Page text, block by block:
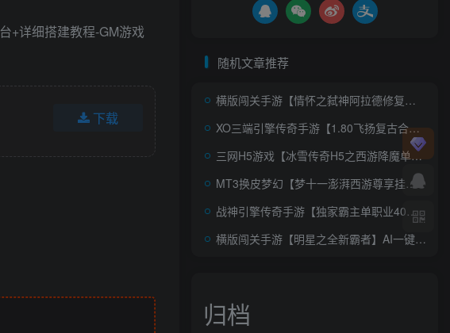
下载
随机文章推荐
横版闯关手游【情怀之弑神阿拉德修复版】AI一键全自动搭建+Linux手工服务端+配套表+WEB管理后台+GM授权后台+安卓苹果双端+详细搭建教程+视频教程
XO三端引擎传奇手游【1.80飞扬复古合击】AI一键全自动搭建+Win系服务端+PC安卓苹果三端+加密工具+详细搭建教程
三网H5游戏【冰雪传奇H5之西游降魔单职业多区跨服版】AI一键全自动搭建+Linux手工服务端+简易安卓客户端+GM后台+详细搭建教程+视频教程
MT3换皮梦幻【梦十一澎湃西游尊享挂机版】AI一键全自动搭建+Linux手工服务端+源码+攻略文档+管理后台+安卓苹果双端+详细搭建教程+视频教程
战神引擎传奇手游【独家霸主单职业40大陆-白猪3.1】AI一键全自动搭建+Win系特色服务端+安卓苹果双端+GM授权物品后台+详细搭建教程
横版闯关手游【明星之全新霸者】AI一键全自动搭建+全功能管理后台+GM授权后台+安卓苹果双端
归档